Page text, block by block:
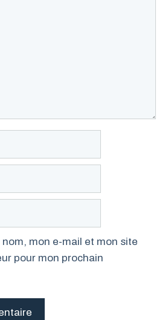
mon e-mail et mon site
pour mon prochain